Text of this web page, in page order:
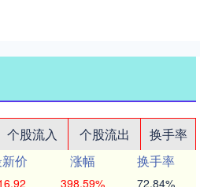
个股流入 个股流出
换手率
价 涨幅
换手率
398.59% 72.84%